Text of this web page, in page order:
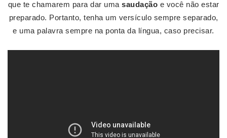
que te chamarem para dar uma saudação e você não estar
preparado. Portanto, tenha um versículo sempre separado,
e uma palavra sempre na ponta da língua, caso precisar.